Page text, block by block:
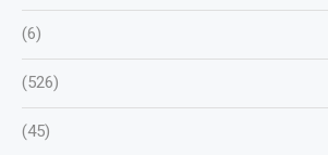
(6)
(526)
(45)